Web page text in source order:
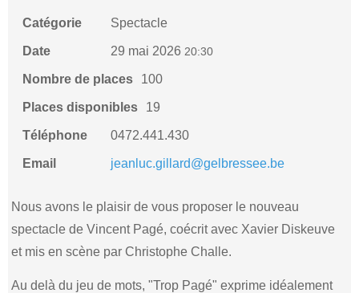
Catégorie Spectacle
Date 29 mai 202620:30
Nombre de places 100
Places disponibles 19
Téléphone 0472.441.430
Email jeanluc.gillard@gelbressee.be
Nous avons le plaisir de vous proposer le nouveau
spectacle de Vincent Pagé, coécrit avec Xavier Diskeuve
et mis en scène par Christophe Challe.
Au delà du jeu de mots, "Trop Pagé" exprime idéalement